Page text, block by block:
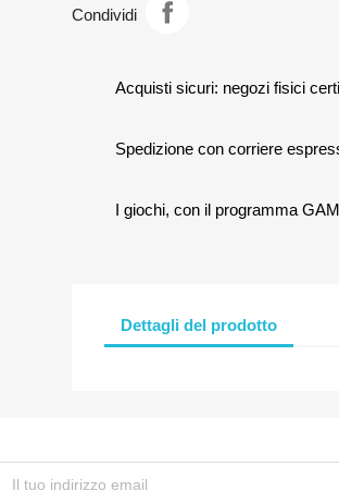
Condividi
Acquisti sicuri: negozi fisici
Spedizione con corriere
I giochi, con il programma
Dettagli del prodotto